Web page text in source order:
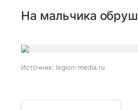
На мальчика
Источник: legion-media.ru